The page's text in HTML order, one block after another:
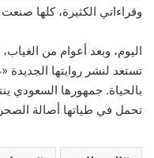
وقراءاتي الكثيرة، كلها
اليوم، وبعد أعوام من
تستعد لنشر روايتها الجديدة
بالحياة. جمهورها السعودي
تحمل في طياتها أصالة